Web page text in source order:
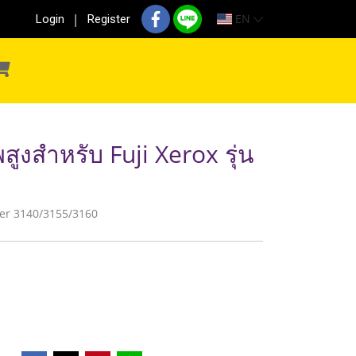
Login Register EN
งสำหรับ Fuji Xerox รุ่น
3140/3155/3160